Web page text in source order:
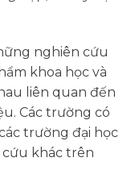
nghiên cứu
khoa học và
liên quan đến
Các trường có
trường đại học
khác trên